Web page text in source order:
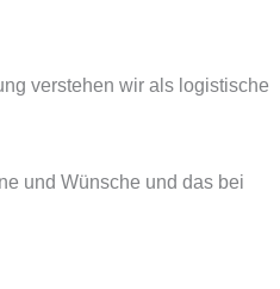
verstehen wir als logistische
und Wünsche und das bei